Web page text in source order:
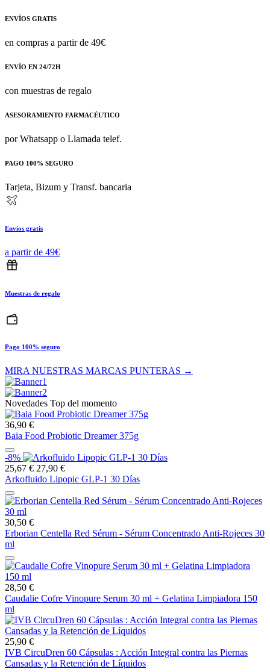
ENVÍOS GRATIS
en compras a partir de 49€
ENVÍO EN 24/72H
con muestras de regalo
ASESORAMIENTO FARMACÉUTICO
por Whatsapp o Llamada telef.
PAGO 100% SEGURO
Tarjeta, Bizum y Transf. bancaria
Envíos gratis
a partir de 49€
Muestras de regalo
Pago 100% seguro
MIRA NUESTRAS MARCAS PUNTERAS →
Novedades Top del momento
36,90 €
Baia Food Probiotic Dreamer 375g
-8%
25,67 € 27,90 €
Arkofluido Lipopic GLP-1 30 Días
30,50 €
Erborian Centella Red Sérum - Sérum Concentrado Anti-Rojeces 30
ml
28,50 €
Caudalie Cofre Vinopure Serum 30 ml + Gelatina Limpiadora 150
ml
25,90 €
IVB CircuDren 60 Cápsulas : Acción Integral contra las Piernas
Cansadas y la Retención de Líquidos